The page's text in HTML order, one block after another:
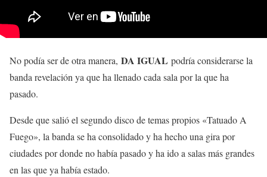
No podía ser de otra manera, DA IGUAL podría considerarse la
banda revelación ya que ha llenado cada sala por la que ha
pasado.
Desde que salió el segundo disco de temas propios «Tatuado A
Fuego», la banda se ha consolidado y ha hecho una gira por
ciudades por donde no había pasado y ha ido a salas más grandes
en las que ya había estado.